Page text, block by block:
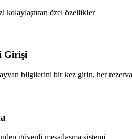
kolaylaştıran özel özellikler
Girişi
bilgilerini bir kez girin, her
güvenli mesajlaşma sistemi